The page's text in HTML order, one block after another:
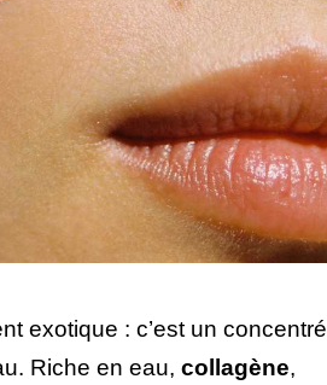
exotique : c’est un concentré
Riche en eau, collagène,